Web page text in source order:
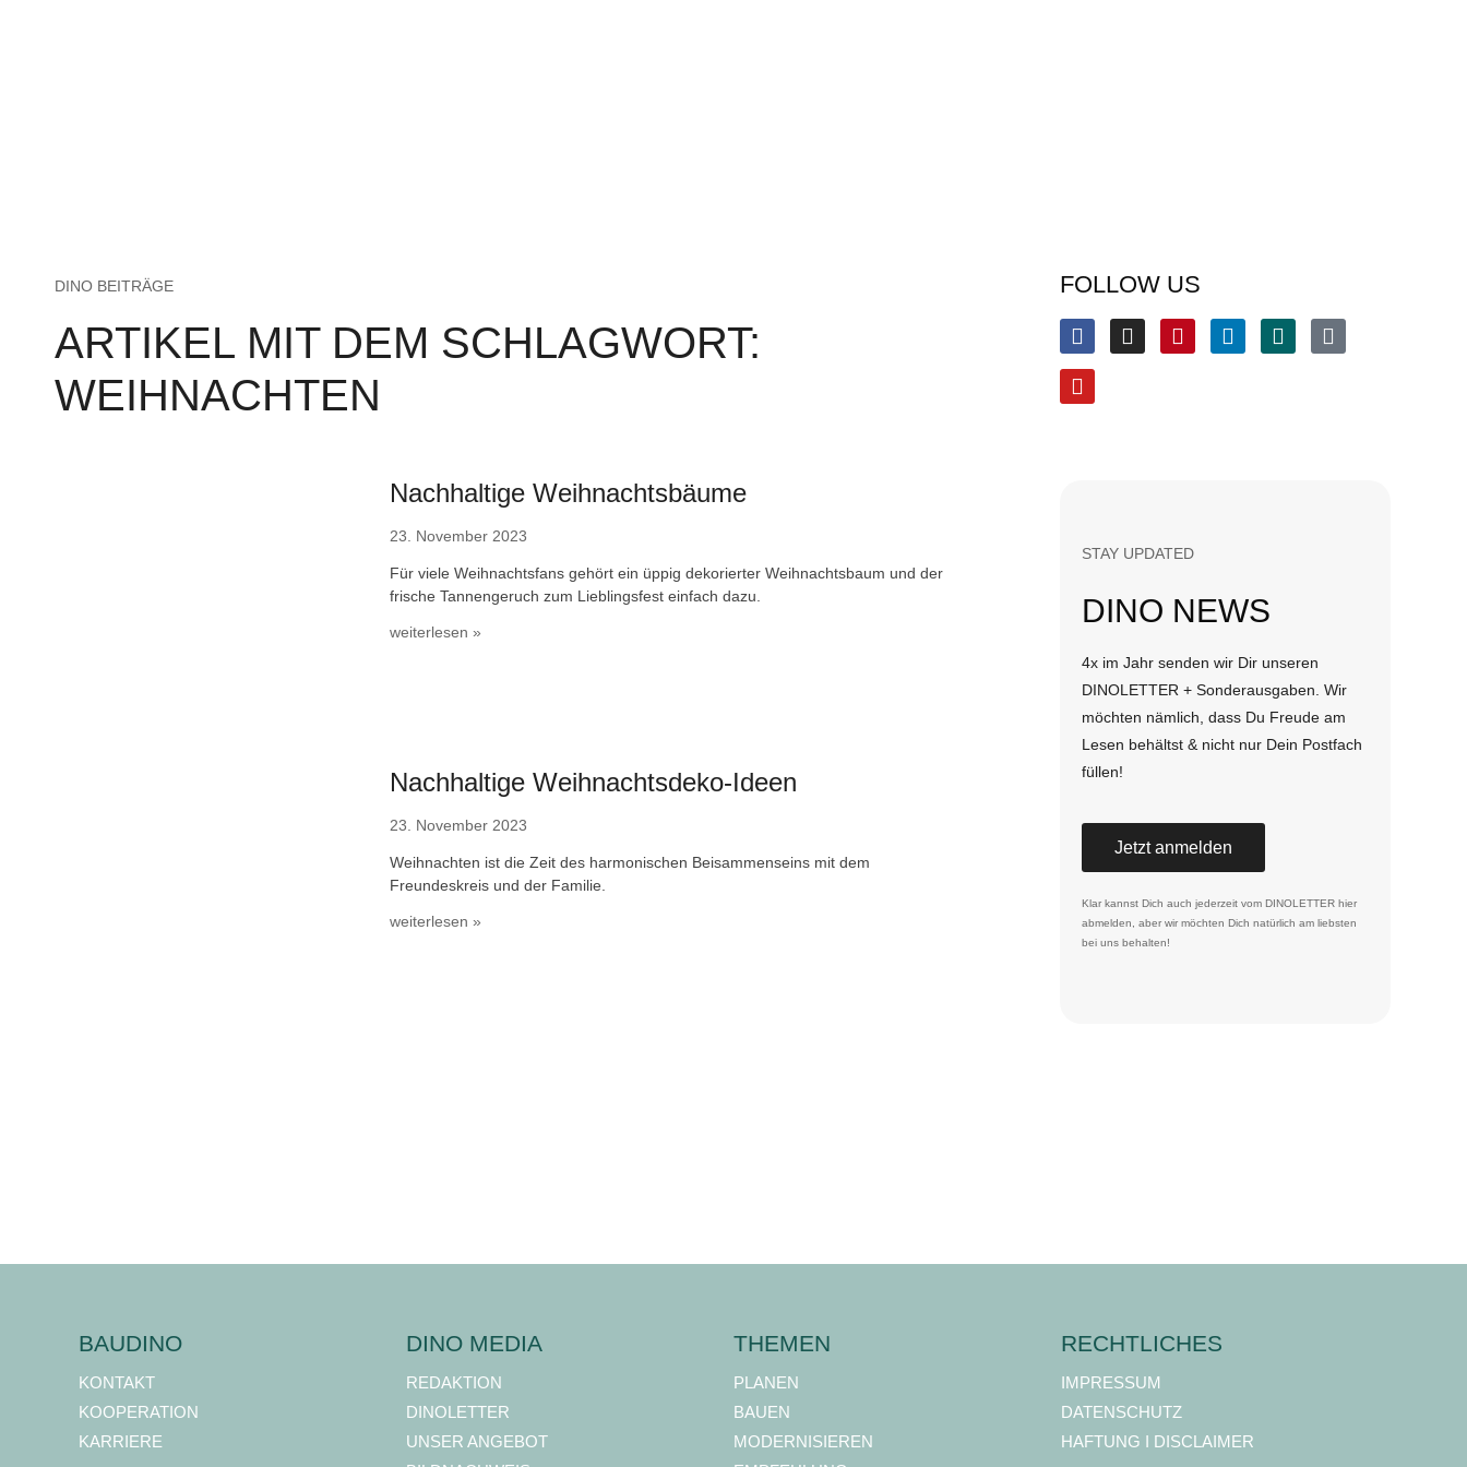
DINO BEITRÄGE
ARTIKEL MIT DEM SCHLAGWORT:
WEIHNACHTEN
Nachhaltige Weihnachtsbäume
23. November 2023
Für viele Weihnachtsfans gehört ein üppig dekorierter Weihnachtsbaum und der
frische Tannengeruch zum Lieblingsfest einfach dazu.
weiterlesen »
Nachhaltige Weihnachtsdeko-Ideen
23. November 2023
Weihnachten ist die Zeit des harmonischen Beisammenseins mit dem
Freundeskreis und der Familie.
weiterlesen »
FOLLOW US
STAY UPDATED
DINO NEWS
4x im Jahr senden wir Dir unseren
DINOLETTER + Sonderausgaben. Wir
möchten nämlich, dass Du Freude am
Lesen behältst & nicht nur Dein Postfach
füllen!
Jetzt anmelden
Klar kannst Dich auch jederzeit vom DINOLETTER hier
abmelden, aber wir möchten Dich natürlich am liebsten
bei uns behalten!
BAUDINO
KONTAKT
KOOPERATION
KARRIERE
DINO MEDIA
REDAKTION
DINOLETTER
UNSER ANGEBOT
THEMEN
PLANEN
BAUEN
MODERNISIEREN
RECHTLICHES
IMPRESSUM
DATENSCHUTZ
HAFTUNG I DISCLAIMER